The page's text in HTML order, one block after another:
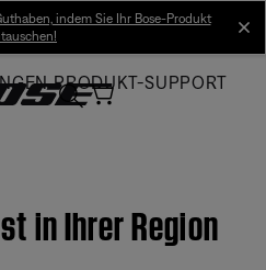
indem Sie Ihr Bose-Produkt
PRODUKT-SUPPORT
in Ihrer Region